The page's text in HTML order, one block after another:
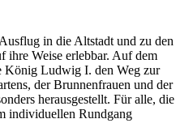
in die Altstadt und zu den
ihre Weise erlebbar. Auf dem
König Ludwig I. den Weg zur
der Brunnenfrauen und der
herausgestellt. Für alle, die
individuellen Rundgang